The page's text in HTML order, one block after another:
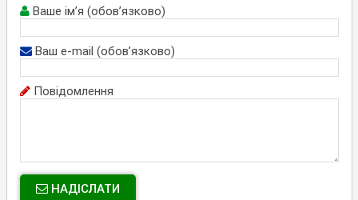
Ваше ім’я (обов’язково)
Ваш e-mail (обов’язково)
Повідомлення
НАДІСЛАТИ